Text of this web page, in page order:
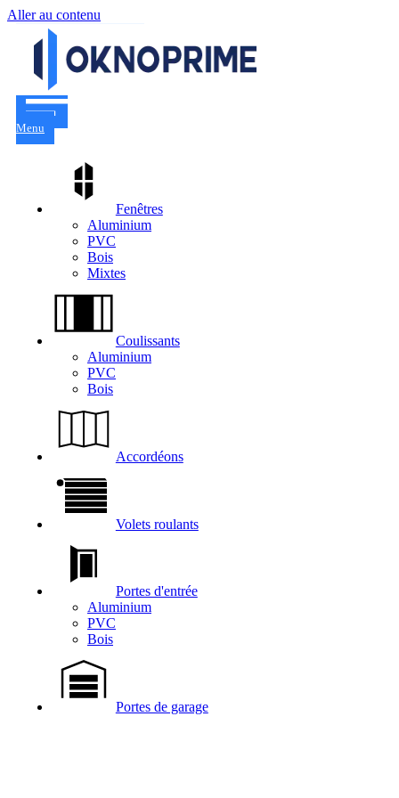
Aller au contenu
Menu
Fenêtres
Aluminium
PVC
Bois
Mixtes
Coulissants
Aluminium
PVC
Bois
Accordéons
Volets roulants
Portes d'entrée
Aluminium
PVC
Bois
Portes de garage